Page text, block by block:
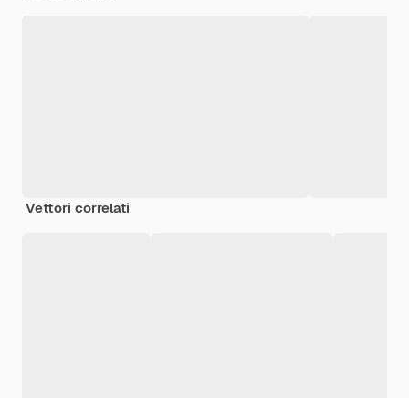
Vettori correlati